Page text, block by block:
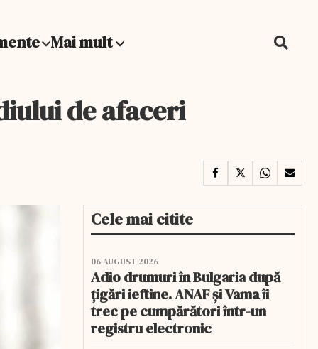
Mai mult
de afaceri
Cele mai citite
06 AUGUST 2026
Adio drumuri în Bulgaria după
țigări ieftine. ANAF și Vama îi
trec pe cumpărători într-un
registru electronic